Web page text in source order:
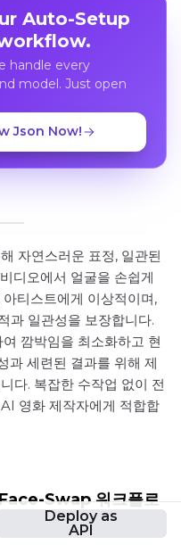
Deploy as
API
Auto-Setup
handle every
model. Just open
Json Now!
자연스러운 표정, 일관된
디오에서 얼굴을 손쉽게
티스트에게 이상적이며,
과 일관성을 보장합니다.
깜박임을 최소화하고 현
과 세련된 결과를 위해 제
다. 복잡한 수작업 없이 전
영화 제작자에게 적합합
Swap 워크플로